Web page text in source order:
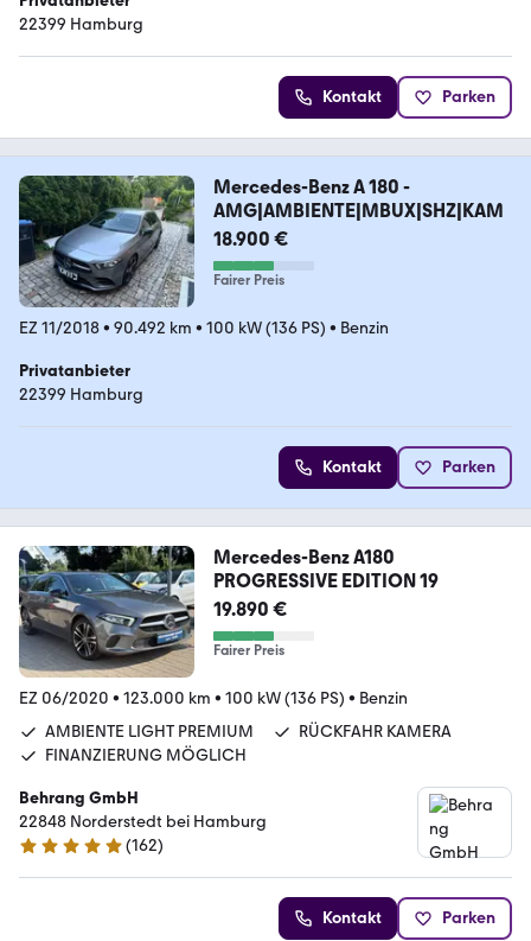
22399 Hamburg
Kontakt Parken
Mercedes-Benz A 180 -
AMG|AMBIENTE|MBUX|SHZ|KAM
18.900 €
Fairer Preis
EZ 11/2018• 90.492 km • 100 kW (136 PS) • Benzin
Privatanbieter
22399 Hamburg
Kontakt Parken
Mercedes-Benz A180
PROGRESSIVE EDITION 19
19.890 €
Fairer Preis
EZ 06/2020 • 123.000 km • 100 kW (136 PS) • Benzin
AMBIENTE LIGHT PREMIUM
RÜCKFAHR KAMERA
FINANZIERUNG MÖGLICH
Behrang GmbH
22848 Norderstedt bei Hamburg
4.9 Sterne
(162)
Kontakt Parken